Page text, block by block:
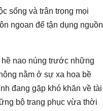
sống và trân trọng mọi
ngoan để tận dụng nguồn
nao núng trước những
nằm ở sự xa hoa bề
đang gặp khó khăn về tài
bộ trang phục vừa thời